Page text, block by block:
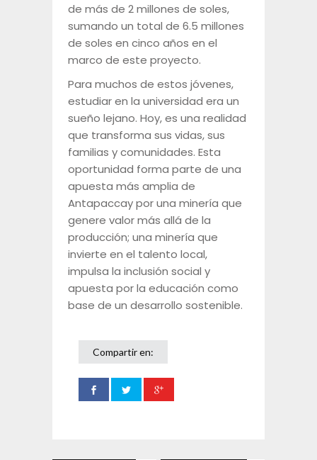
de más de 2 millones de soles,
sumando un total de 6.5 millones
de soles en cinco años en el
marco de este proyecto.
Para muchos de estos jóvenes,
estudiar en la universidad era un
sueño lejano. Hoy, es una realidad
que transforma sus vidas, sus
familias y comunidades. Esta
oportunidad forma parte de una
apuesta más amplia de
Antapaccay por una minería que
genere valor más allá de la
producción; una minería que
invierte en el talento local,
impulsa la inclusión social y
apuesta por la educación como
base de un desarrollo sostenible.
Compartir en: